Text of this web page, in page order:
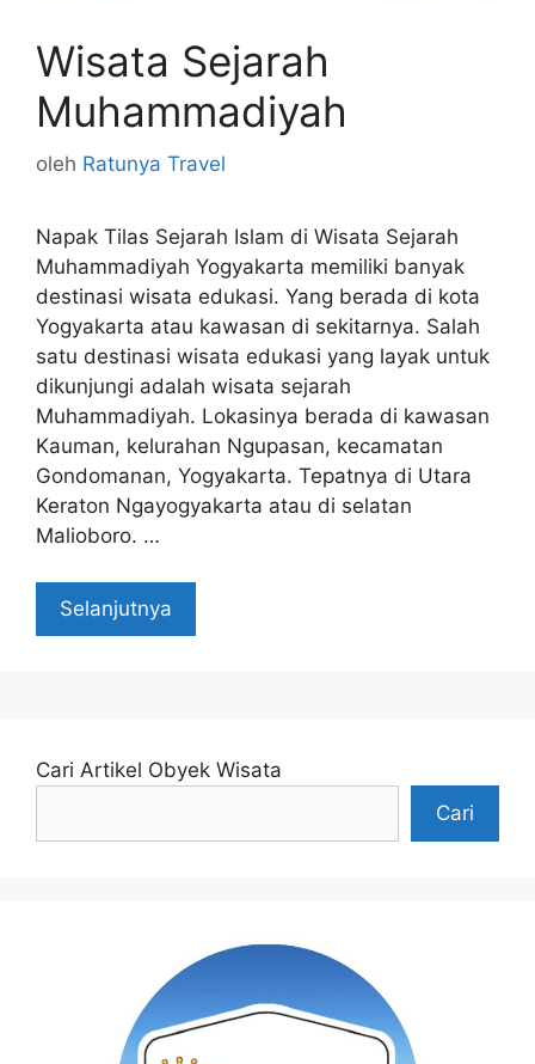
Wisata Sejarah
Muhammadiyah
oleh Ratunya Travel
Napak Tilas Sejarah Islam di Wisata Sejarah
Muhammadiyah Yogyakarta memiliki banyak
destinasi wisata edukasi. Yang berada di kota
Yogyakarta atau kawasan di sekitarnya. Salah
satu destinasi wisata edukasi yang layak untuk
dikunjungi adalah wisata sejarah
Muhammadiyah. Lokasinya berada di kawasan
Kauman, kelurahan Ngupasan, kecamatan
Gondomanan, Yogyakarta. Tepatnya di Utara
Keraton Ngayogyakarta atau di selatan
Malioboro. …
Selanjutnya
Cari Artikel Obyek Wisata
Cari